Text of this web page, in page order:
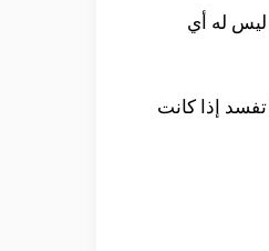
ليس له أي
إذا كانت